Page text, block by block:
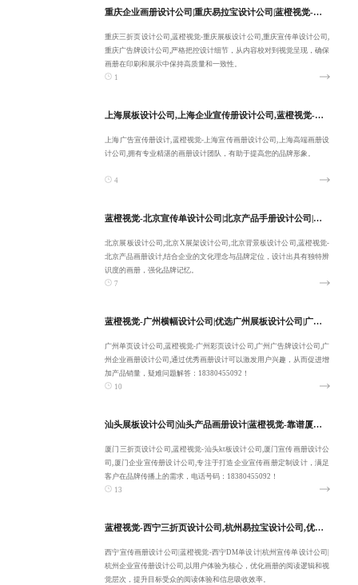
重庆企业画册设计公司|重庆易拉宝设计公司|蓝橙视觉-专注重庆三折页设计公司|重庆展板设计公司-提供长期性服务
重庆三折页设计公司,蓝橙视觉-重庆展板设计公司,重庆宣传单设计公司,
重庆广告牌设计公司,严格把控设计细节，从内容校对到视觉呈现，确保
画册在印刷和展示中保持高质量和一致性。
1
上海展板设计公司,上海企业宣传册设计公司,蓝橙视觉-稳定上海广告宣传册设计
上海广告宣传册设计,蓝橙视觉-上海宣传画册设计公司,上海高端画册设
计公司,拥有专业精湛的画册设计团队，有助于提高您的品牌形象。
4
蓝橙视觉-北京宣传单设计公司|北京产品手册设计公司|优秀北京展板设计公司|北京X展架设计公司-服务性价比高
北京展板设计公司,北京X展架设计公司,北京背景板设计公司,蓝橙视觉-
北京产品画册设计,结合企业的文化理念与品牌定位，设计出具有独特辨
识度的画册，强化品牌记忆。
7
蓝橙视觉-广州横幅设计公司|优选广州展板设计公司|广州单页设计公司-服务性价比高
广州单页设计公司,蓝橙视觉-广州彩页设计公司,广州广告牌设计公司,广
州企业画册设计公司,通过优秀画册设计可以激发用户兴趣，从而促进增
加产品销量，疑难问题解答：18380455092！
10
汕头展板设计公司|汕头产品画册设计|蓝橙视觉-靠谱厦门三折页设计公司-10年经验
厦门三折页设计公司,蓝橙视觉-汕头kt板设计公司,厦门宣传画册设计公
司,厦门企业宣传册设计公司,专注于打造企业宣传画册定制设计，满足
客户在品牌传播上的需求，电话号码：18380455092！
13
蓝橙视觉-西宁三折页设计公司,杭州易拉宝设计公司,优选西宁宣传画册设计公司,西宁DM单设计-客户满意为止
西宁宣传画册设计公司|蓝橙视觉-西宁DM单设计|杭州宣传单设计公司|
杭州企业宣传册设计公司,以用户体验为核心，优化画册的阅读逻辑和视
觉层次，提升目标受众的阅读体验和信息吸收效率。